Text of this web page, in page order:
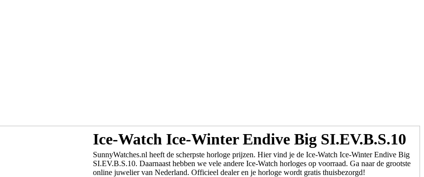
Ice-Watch Ice-Winter Endive Big SI.EV.B.S.10
SunnyWatches.nl heeft de scherpste horloge prijzen. Hier vind je de Ice-Watch Ice-Winter Endive Big
SI.EV.B.S.10. Daarnaast hebben we vele andere Ice-Watch horloges op voorraad. Ga naar de grootste
online juwelier van Nederland. Officieel dealer en je horloge wordt gratis thuisbezorgd!